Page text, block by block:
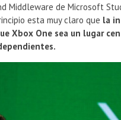
Middleware de Microsoft
esta muy claro que la
Xbox One sea un lugar